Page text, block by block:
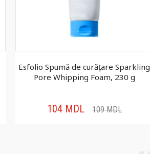
Esfolio Spumă de curățare Sparkling
Pore Whipping Foam, 230 g
104MDL 109MDL